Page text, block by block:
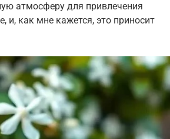
атмосферу для привлечения
и, как мне кажется, это приносит